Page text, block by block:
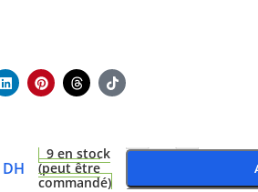
DH
9 en stock
(peut être
commandé)